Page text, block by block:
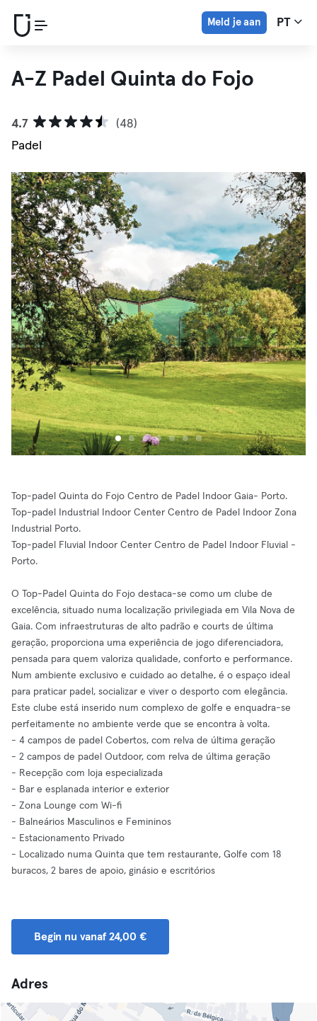
Meld je aan PT
A-Z Padel Quinta do Fojo
4.7
(48)
Padel
Top-padel Quinta do Fojo Centro de Padel Indoor Gaia- Porto.
Top-padel Industrial Indoor Center Centro de Padel Indoor Zona
Industrial Porto.
Top-padel Fluvial Indoor Center Centro de Padel Indoor Fluvial -
Porto.
O Top-Padel Quinta do Fojo destaca-se como um clube de
excelência, situado numa localização privilegiada em Vila Nova de
Gaia. Com infraestruturas de alto padrão e courts de última
geração, proporciona uma experiência de jogo diferenciadora,
pensada para quem valoriza qualidade, conforto e performance.
Num ambiente exclusivo e cuidado ao detalhe, é o espaço ideal
para praticar padel, socializar e viver o desporto com elegância.
Este clube está inserido num complexo de golfe e enquadra-se
perfeitamente no ambiente verde que se encontra à volta.
- 4 campos de padel Cobertos, com relva de última geração
- 2 campos de padel Outdoor, com relva de última geração
- Recepção com loja especializada
- Bar e esplanada interior e exterior
- Zona Lounge com Wi-fi
- Balneários Masculinos e Femininos
- Estacionamento Privado
- Localizado numa Quinta que tem restaurante, Golfe com 18
buracos, 2 bares de apoio, ginásio e escritórios
Begin nu vanaf 24,00 €
Adres